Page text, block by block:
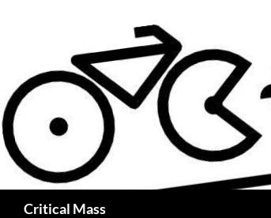
Critical Mass